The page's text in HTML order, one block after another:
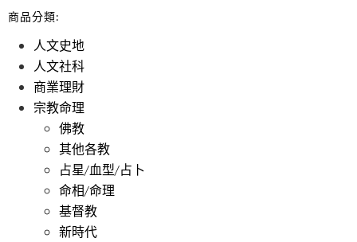
商品分類:
人文史地
人文社科
商業理財
宗教命理
佛教
其他各教
占星/血型/占卜
命相/命理
基督教
新時代